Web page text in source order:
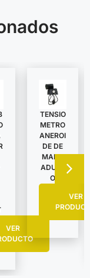
VER
TENSIO
METRO
ANEROI
DE DE
MANO
ADULT
O
VER